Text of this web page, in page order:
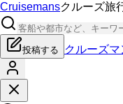
Cruisemansクルーズ旅
投稿する クルーズ